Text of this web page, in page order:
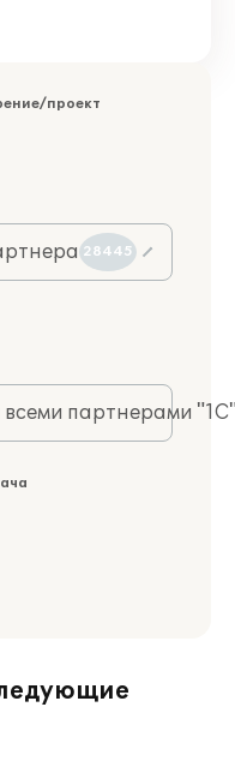
проект
28445
партнерами